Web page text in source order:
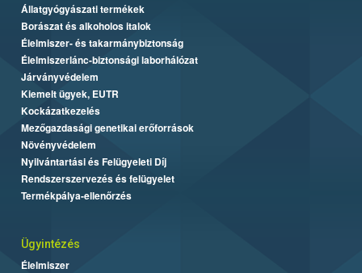
Állatgyógyászati termékek
Borászat és alkoholos italok
Élelmiszer- és takarmánybiztonság
Élelmiszerlánc-biztonsági laborhálózat
Járványvédelem
Kiemelt ügyek, EUTR
Kockázatkezelés
Mezőgazdasági genetikai erőforrások
Növényvédelem
Nyilvántartási és Felügyeleti Díj
Rendszerszervezés és felügyelet
Termékpálya-ellenőrzés
Ügyintézés
Élelmiszer